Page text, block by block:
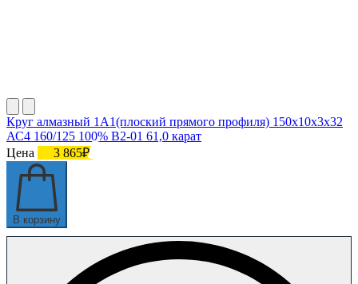
Круг алмазный 1А1(плоский прямого профиля) 150х10х3х32
АС4 160/125 100% В2-01 61,0 карат
Цена
3 865₽
В корзину